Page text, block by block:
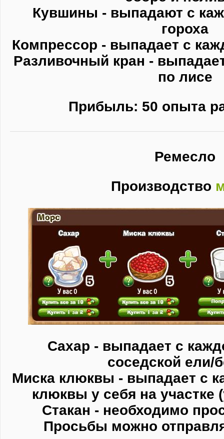
Кувшины - выпадают с
гороха
Компрессор - выпадает с
Разливочный кран -
по лисе
Прибыль: 50 опыта
Ремесло
Производство
Сахар - выпадает с
соседской ели/
Миска клюквы - выпадает с
клюквы у себя на участке
Стакан - необходимо
Просьбы можно